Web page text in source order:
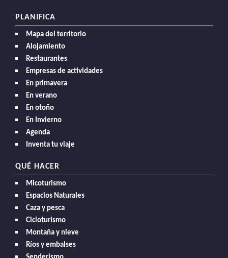
PLANIFICA
Mapa del territorio
Alojamiento
Restaurantes
Empresas de actividades
En primavera
En verano
En otoño
En Invierno
Agenda
Inventa tu viaje
QUÉ HACER
Micoturismo
Espacios Naturales
Caza y pesca
Cicloturismo
Montaña y nieve
Ríos y embalses